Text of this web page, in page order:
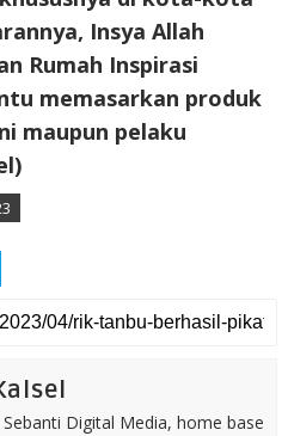
Insya Allah
Rumah Inspirasi
memasarkan produk
maupun pelaku
Digital Media, home base